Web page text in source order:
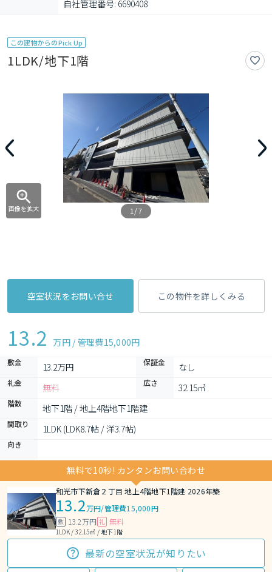
自社管理番号: 6690408
この建物からのPick Up
1LDK/地下1階
画像を拡大 1/7
空室状況をお問い合せ この物件を詳しくみる
13.2 万円 / 管理費15,000円
敷金 13.2万円 保証金 なし
礼金 無料 広さ 32.15㎡
階数 地下1階 / 地上4階地下1階建
間取り 1LDK (LDK8.7帖 / 洋3.7帖)
向き
無料で10秒! カンタンお問い合わせ
和光市下新倉２丁目 地上4階地下1階建 2026年築
13.2万円/管理費15,000円
敷 13.2万円 礼 無料
1LDK / 32.15㎡ / 地下1階
最新の空室状況が知りたい